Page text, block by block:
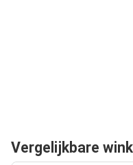
Vergelijkbare